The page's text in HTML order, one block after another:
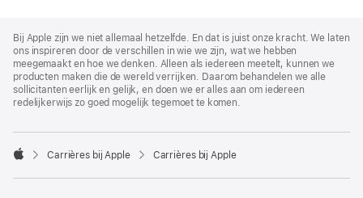
Footer
Bij Apple zijn we niet allemaal hetzelfde. En dat is juist onze kracht. We laten
ons inspireren door de verschillen in wie we zijn, wat we hebben
meegemaakt en hoe we denken. Alleen als iedereen meetelt, kunnen we
producten maken die de wereld verrijken. Daarom behandelen we alle
sollicitanten eerlijk en gelijk, en doen we er alles aan om iedereen
redelijkerwijs zo goed mogelijk tegemoet te komen.

Carrières bij Apple Carrières bij Apple